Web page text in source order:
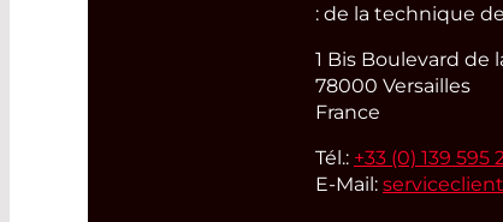
: de la technique
1 Bis Boulevard de
78000 Versailles
France
Tél.: +33 (0) 139 595
E-Mail: